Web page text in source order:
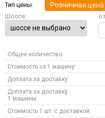
Тип цены: Розничная цена
Шоссе:
Общее количество:
Стоимость за 1 машину:
Доплата за доставку:
Доплата за доставку
1 машины:
Стоимость 1 шт. с доставкой: